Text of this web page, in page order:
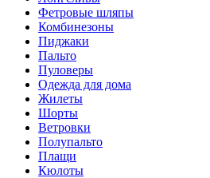
Фетровые шляпы
Комбинезоны
Пиджаки
Пальто
Пуловеры
Одежда для дома
Жилеты
Шорты
Ветровки
Полупальто
Плащи
Кюлоты